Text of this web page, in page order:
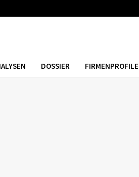
DOSSIER FIRMENPROFILE